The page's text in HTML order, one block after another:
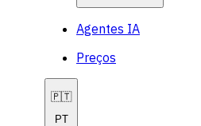
Agentes IA
Preços
🇵🇹
PT